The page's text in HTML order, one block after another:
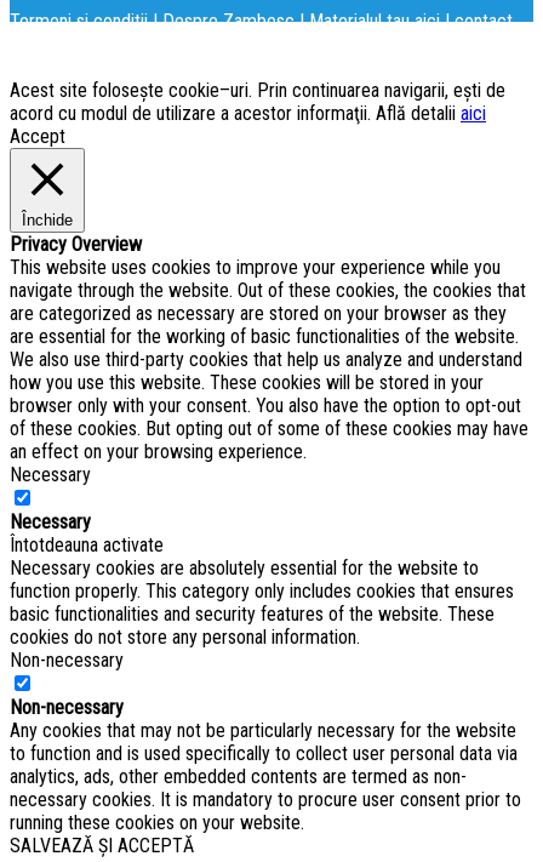
Termeni si conditii|Despre Zambesc|Materialul tau aici| contact
Acest site foloseşte cookie–uri. Prin continuarea navigarii, eşti de
acord cu modul de utilizare a acestor informaţii. Află detalii aici
Accept
Închide
Privacy Overview
This website uses cookies to improve your experience while you
navigate through the website. Out of these cookies, the cookies that
are categorized as necessary are stored on your browser as they
are essential for the working of basic functionalities of the website.
We also use third-party cookies that help us analyze and understand
how you use this website. These cookies will be stored in your
browser only with your consent. You also have the option to opt-out
of these cookies. But opting out of some of these cookies may have
an effect on your browsing experience.
Necessary
Necessary
Întotdeauna activate
Necessary cookies are absolutely essential for the website to
function properly. This category only includes cookies that ensures
basic functionalities and security features of the website. These
cookies do not store any personal information.
Non-necessary
Non-necessary
Any cookies that may not be particularly necessary for the website
to function and is used specifically to collect user personal data via
analytics, ads, other embedded contents are termed as non-
necessary cookies. It is mandatory to procure user consent prior to
running these cookies on your website.
SALVEAZĂ ȘI ACCEPTĂ